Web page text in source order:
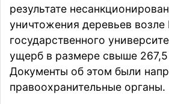
результате
уничтожения деревьев
государственного
ущерб в размере свыше
Документы об этом были
правоохранительные органы.